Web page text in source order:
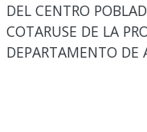
DEL CENTRO
COTARUSE DE LA
DEPARTAMENTO DE